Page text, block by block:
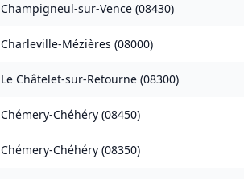
Champigneul-sur-Vence (08430)
Charleville-Mézières (08000)
Le Châtelet-sur-Retourne (08300)
Chémery-Chéhéry (08450)
Chémery-Chéhéry (08350)